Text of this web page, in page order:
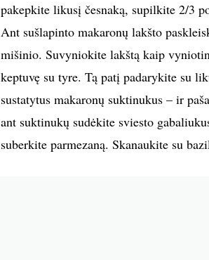
pakepkite likusį česnaką, supilkite 2/3
Ant sušlapinto makaronų lakšto
mišinio. Suvyniokite lakštą kaip
keptuvę su tyre. Tą patį padarykite su
sustatytus makaronų suktinukus – ir
ant suktinukų sudėkite sviesto
suberkite parmezaną. Skanaukite su